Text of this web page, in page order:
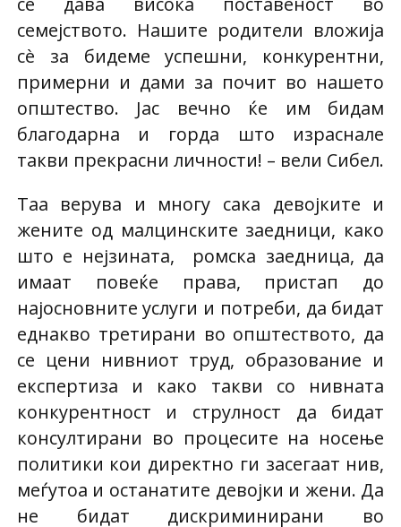
семејството. Нашите родители вложија
сè за бидеме успешни, конкурентни,
примерни и дами за почит во нашето
општество. Јас вечно ќе им бидам
благодарна и горда што израснале
такви прекрасни личности! – вели Сибел.
Таа верува и многу сака девојките и
жените од малцинските заедници, како
што е нејзината, ромска заедница, да
имаат повеќе права, пристап до
најосновните услуги и потреби, да бидат
еднакво третирани во општеството, да
се цени нивниот труд, образование и
експертиза и како такви со нивната
конкурентност и струлност да бидат
консултирани во процесите на носење
политики кои директно ги засегаат нив,
меѓутоа и останатите девојки и жени. Да
не бидат дискриминирани во